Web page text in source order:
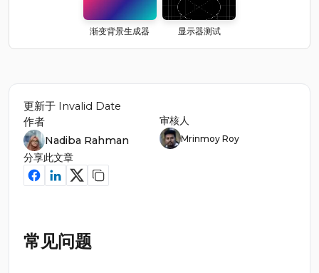
渐变背景生成器 显示器测试
更新于 Invalid Date
作者
Nadiba Rahman
审核人
Mrinmoy Roy
分享此文章
常见问题